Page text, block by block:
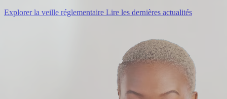
Explorer la veille réglementaire Lire les dernières actualités